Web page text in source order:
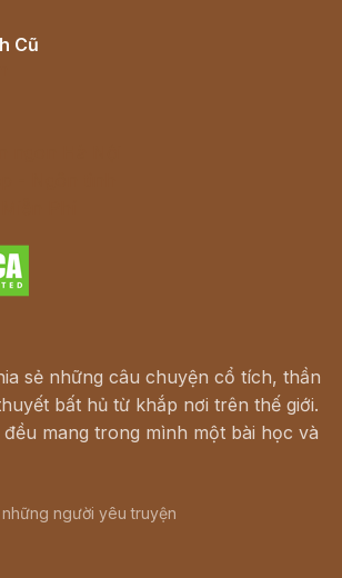
Cũ
sẻ những câu chuyện cổ tích, thần
bất hủ từ khắp nơi trên thế giới.
mang trong mình một bài học và
người yêu truyện